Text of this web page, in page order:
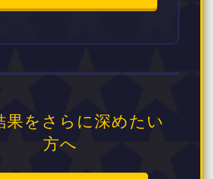
果をさらに深めたい
方へ